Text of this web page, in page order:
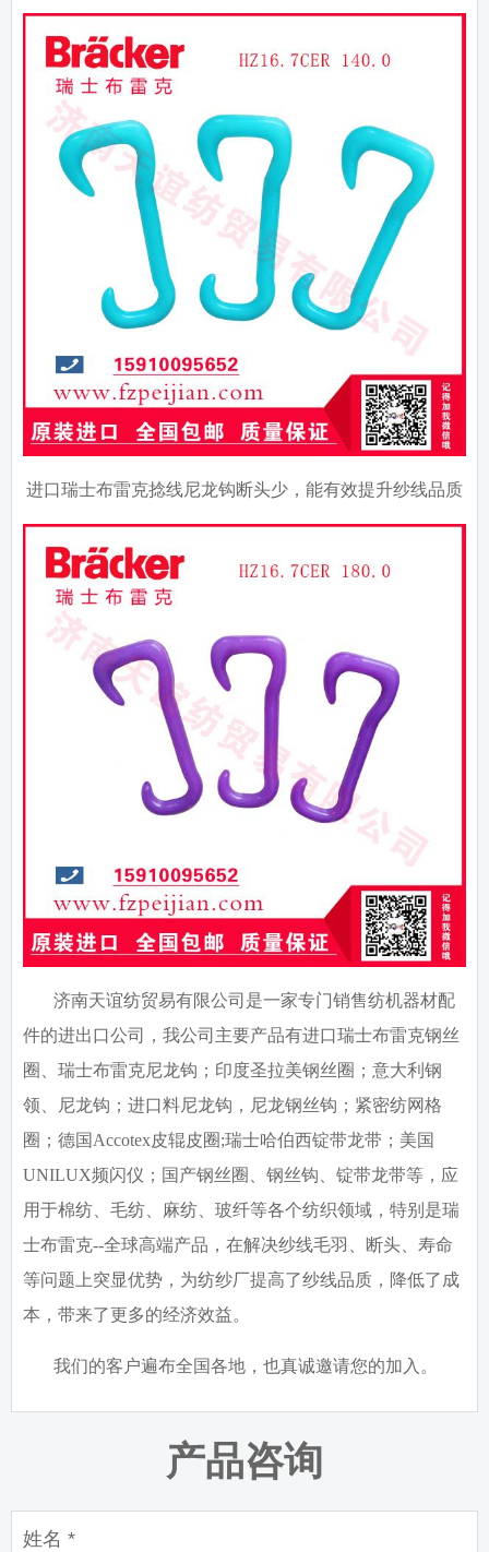
进口瑞士布雷克捻线尼龙钩断头少，能有效提升纱线品质
济南天谊纺贸易有限公司是一家专门销售纺机器材配
件的进出口公司，我公司主要产品有进口瑞士布雷克钢丝
圈、瑞士布雷克尼龙钩；印度圣拉美钢丝圈；意大利钢
领、尼龙钩；进口料尼龙钩，尼龙钢丝钩；紧密纺网格
圈；德国 Accotex皮辊皮圈;瑞士哈伯西锭带龙带；美国
UNILUX频闪仪；国产钢丝圈、钢丝钩、锭带龙带等，应
用于棉纺、毛纺、麻纺、玻纤等各个纺织领域，特别是瑞
士布雷克--全球高端产品，在解决纱线毛羽、断头、寿命
等问题上突显优势，为纺纱厂提高了纱线品质，降低了成
本，带来了更多的经济效益。
我们的客户遍布全国各地，也真诚邀请您的加入。
产品咨询
姓名 *